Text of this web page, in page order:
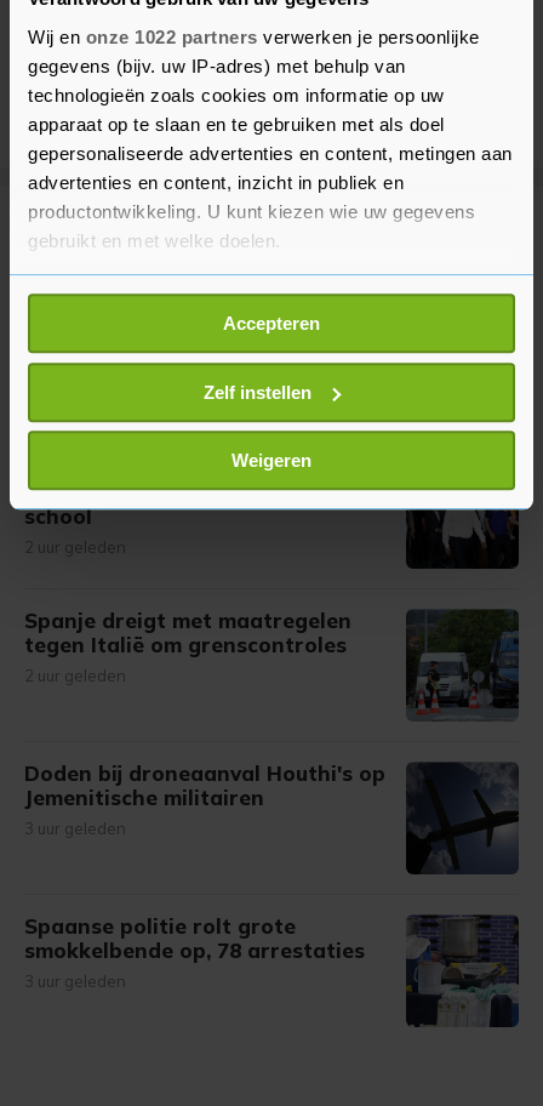
Wij en onze 1022 partners verwerken je persoonlijke
gegevens (bijv. uw IP-adres) met behulp van
technologieën zoals cookies om informatie op uw
apparaat op te slaan en te gebruiken met als doel
gepersonaliseerde advertenties en content, metingen aan
advertenties en content, inzicht in publiek en
productontwikkeling. U kunt kiezen wie uw gegevens
gebruikt en met welke doelen.
Als u het toestaat, willen we ook graag:
Informatie verzamelen over uw geografische
locatie, die tot een paar meter nauwkeurig kan zijn
Uw apparaat identificeren door het actief te
scannen op specifieke eigenschappen (fingerprinting)
Lees meer over hoe uw persoonlijke gegevens worden
verwerkt en stel uw voorkeuren in het
U kunt uw toestemming op elk moment wijzigen of
intrekken in de Cookieverklaring.
bezoek makkelijker en persoonlijker. Op
onze cookiepagina kun je ons cookiebeleid bekijken en je
gemaakte keuze altijd wijzigen of intrekken.
Accepteren
Zelf instellen
Weigeren
Meer uit Buitenland
Pakistaans-Saudisch-Turks pact
bevat artikel 5-achtige clausule
47 minuten geleden
Thaise premier wil strengere
wapenwetten na schietpartij
school
2 uur geleden
Spanje dreigt met maatregelen
tegen Italië om grenscontroles
2 uur geleden
Doden bij droneaanval Houthi's op
Jemenitische militairen
3 uur geleden
Spaanse politie rolt grote
smokkelbende op, 78 arrestaties
3 uur geleden